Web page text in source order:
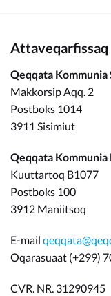
Attaveqarfissaq
Qeqqata Kommunia
Makkorsip Aqq. 2
Postboks 1014
3911 Sisimiut
Qeqqata
Kuuttartoq B1077
Postboks 100
3912 Maniitsoq
E-mail
Oqarasuaat (+299)
CVR. NR. 31290945